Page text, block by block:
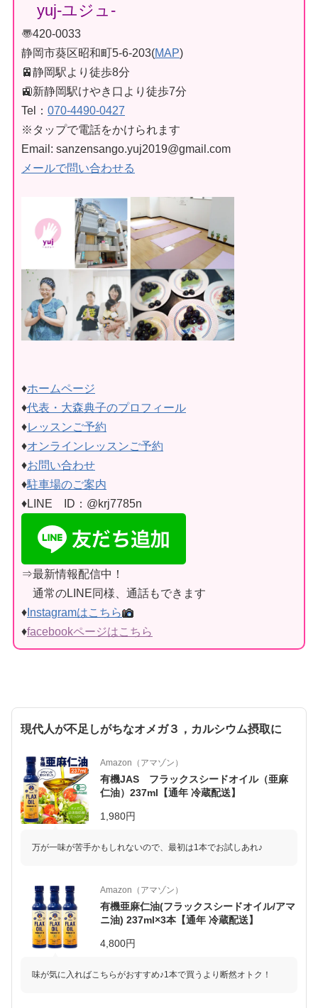
yuj-ユジュ-
〠420-0033
静岡市葵区昭和町5-6-203(MAP)
🚈静岡駅より徒歩8分
🚉新静岡駅けやき口より徒歩7分
Tel： 070-4490‐0427
※タップで電話をかけられます
Email: sanzensango.yuj2019@gmail.com
メールで問い合わせる
♦ホームページ
♦代表・大森典子のプロフィール
♦レッスンご予約
♦オンラインレッスンご予約
♦お問い合わせ
♦駐車場のご案内
♦LINE ID：@krj7785n
⇒最新情報配信中！
通常のLINE同様、通話もできます
♦ Instagramはこちら
♦facebookページはこちら
現代人が不足しがちなオメガ３，カルシウム摂取に
Amazon（アマゾン）
有機JAS フラックスシードオイル（亜麻
仁油）237ml【通年 冷蔵配送】
1,980円
万が一味が苦手かもしれないので、最初は1本でお試しあれ♪
Amazon（アマゾン）
有機亜麻仁油(フラックスシードオイル/アマ
ニ油) 237ml×3本【通年 冷蔵配送】
4,800円
味が気に入ればこちらがおすすめ♪1本で買うより断然オトク！